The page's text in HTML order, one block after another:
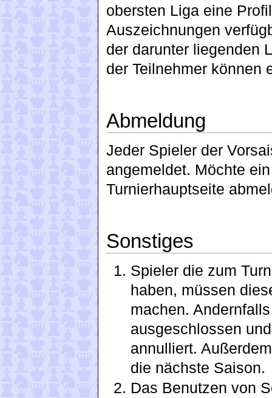
obersten Liga eine
Auszeichnungen
der darunter liegenden
der Teilnehmer können
Abmeldung
Jeder Spieler der
angemeldet. Möchte
Turnierhauptseite
Sonstiges
Spieler die zum
haben, müssen
machen.
ausgeschlossen
annulliert.
die nächste Saison.
Das Benutzen von